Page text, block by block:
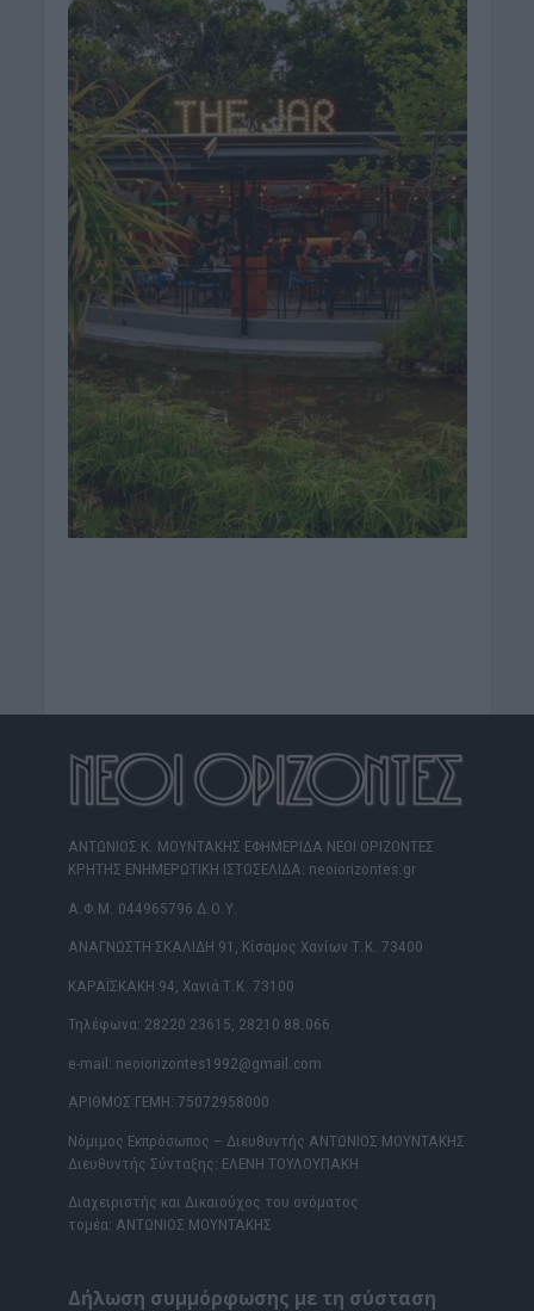
ΑΝΤΩΝΙΟΣ Κ. ΜΟΥΝΤΑΚΗΣ ΕΦΗΜΕΡΙΔΑ ΝΕΟΙ ΟΡΙΖΟΝΤΕΣ
ΚΡΗΤΗΣ ΕΝΗΜΕΡΩΤΙΚΗ ΙΣΤΟΣΕΛΙΔΑ: neoiorizontes.gr
Α.Φ.Μ. 044965796 Δ.Ο.Υ.
ΑΝΑΓΝΩΣΤΗ ΣΚΑΛΙΔΗ 91, Κίσαμος Χανίων Τ.Κ. 73400
ΚΑΡΑΪΣΚΑΚΗ 94, Χανιά Τ.Κ. 73100
Τηλέφωνα: 28220 23615, 28210 88.066
e-mail: neoiorizontes1992@gmail.com
ΑΡΙΘΜΟΣ ΓΕΜΗ: 75072958000
Νόμιμος Εκπρόσωπος – Διευθυντής ΑΝΤΩΝΙΟΣ ΜΟΥΝΤΑΚΗΣ
Διευθυντής Σύνταξης: ΕΛΕΝΗ ΤΟΥΛΟΥΠΑΚΗ
Διαχειριστής και Δικαιούχος του ονόματος
τομέα: ΑΝΤΩΝΙΟΣ ΜΟΥΝΤΑΚΗΣ
Δήλωση συμμόρφωσης με τη σύσταση